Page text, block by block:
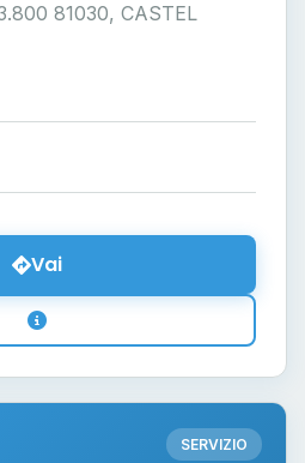
81030, CASTEL
Vai
SERVIZIO